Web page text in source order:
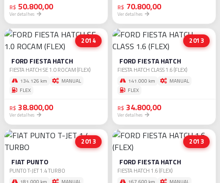
R$ 50.800,00
Ver detalhes
R$ 70.800,00
Ver detalhes
2014
FORD FIESTA HATCH
FIESTA HATCH SE 1.0 ROCAM (FLEX)
134.126 km
MANUAL
FLEX
R$ 38.800,00
Ver detalhes
2013
FORD FIESTA HATCH
FIESTA HATCH CLASS 1.6 (FLEX)
141.000 km
MANUAL
FLEX
R$ 34.800,00
Ver detalhes
2013
FIAT PUNTO
PUNTO T-JET 1.4 TURBO
2013
FORD FIESTA HATCH
FIESTA HATCH 1.6 (FLEX)